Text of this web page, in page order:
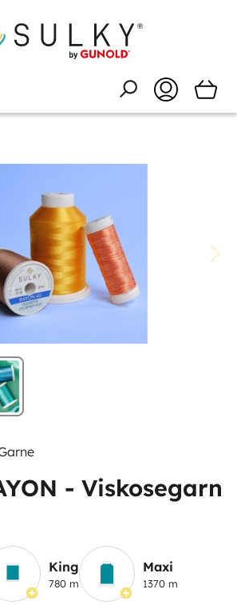
- Viskosegarn
King
780 m
Maxi
1370 m